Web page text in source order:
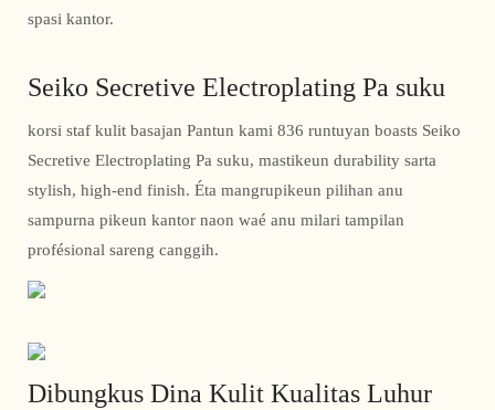
spasi kantor.
Seiko Secretive Electroplating Pa suku
korsi staf kulit basajan Pantun kami 836 runtuyan boasts Seiko
Secretive Electroplating Pa suku, mastikeun durability sarta
stylish, high-end finish. Éta mangrupikeun pilihan anu
sampurna pikeun kantor naon waé anu milari tampilan
profésional sareng canggih.
Dibungkus Dina Kulit Kualitas Luhur